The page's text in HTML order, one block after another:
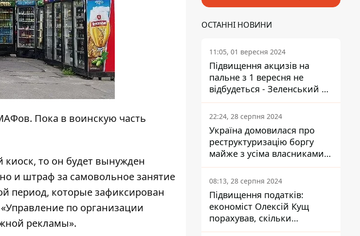
Пока в воинскую часть
киоск, то он будет вынужден
и штраф за самовольное занятие
период, которые зафиксирован
по организации
рекламы».
ОСТАННІ НОВИНИ
11:05, 01 вересня 2024
Підвищення акцизів на
пальне з 1 вересня не
відбудеться - Зеленський не
підписав закон
22:24, 28 серпня 2024
Україна домовилася про
реструктуризацію боргу
майже з усіма власниками
єврооблігацій: що це
означає для країни
08:13, 28 серпня 2024
Підвищення податків:
економіст Олексій Кущ
порахував, скільки
заплатить кожен українець